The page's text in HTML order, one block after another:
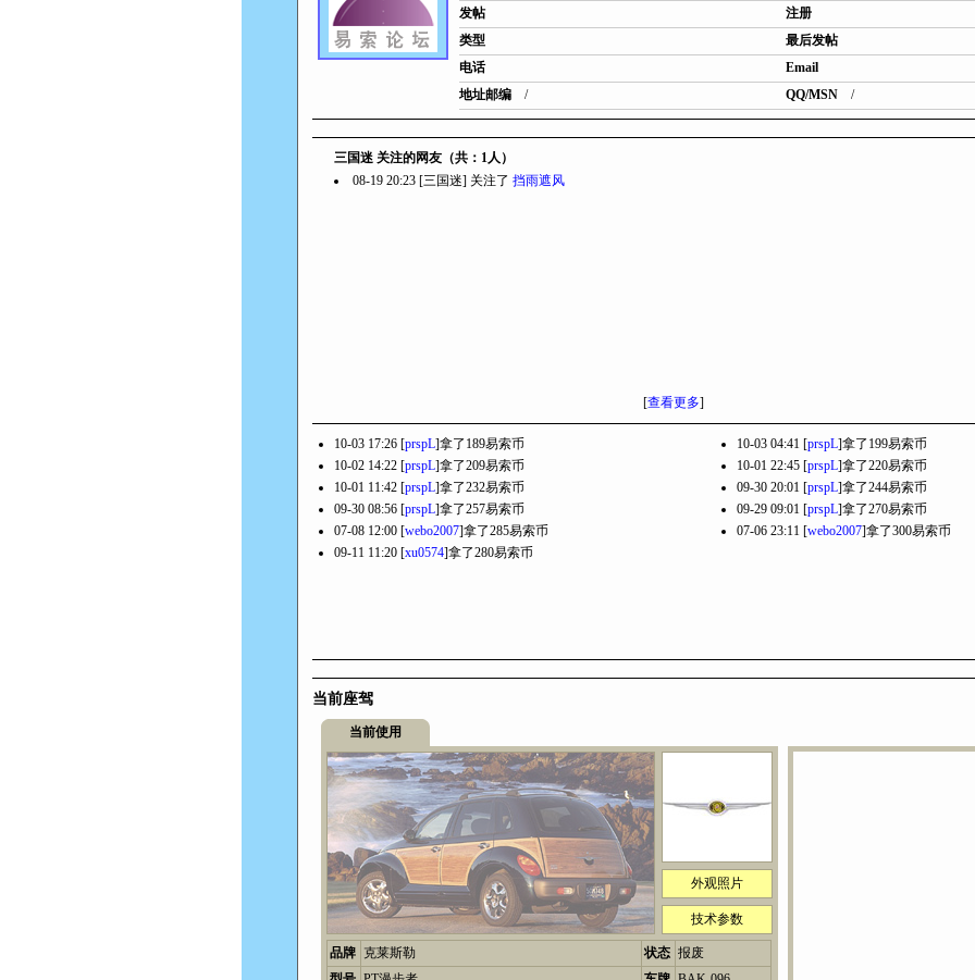
发帖
注册
类型
最后发帖
电话
Email
地址邮编
/ QQ/MSN /
三国迷 关注的网友（共：1人）
08-19 20:23 [三国迷] 关注了 挡雨遮风
[查看更多]
10-03 17:26 [prspL]拿了189易索币 10-03 04:41 [prspL]拿了199易索币
10-02 14:22 [prspL]拿了209易索币 10-01 22:45 [prspL]拿了220易索币
10-01 11:42 [prspL]拿了232易索币 09-30 20:01 [prspL]拿了244易索币
09-30 08:56 [prspL]拿了257易索币 09-29 09:01 [prspL]拿了270易索币
07-08 12:00 [webo2007]拿了285易索币 07-06 23:11 [webo2007]拿了300易索币
09-11 11:20 [xu0574]拿了280易索币
当前座驾
当前使用
外观照片
技术参数
品牌 克莱斯勒 状态 报废